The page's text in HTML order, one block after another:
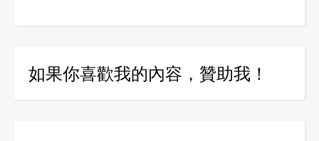
如果你喜歡我的內容，贊助我！